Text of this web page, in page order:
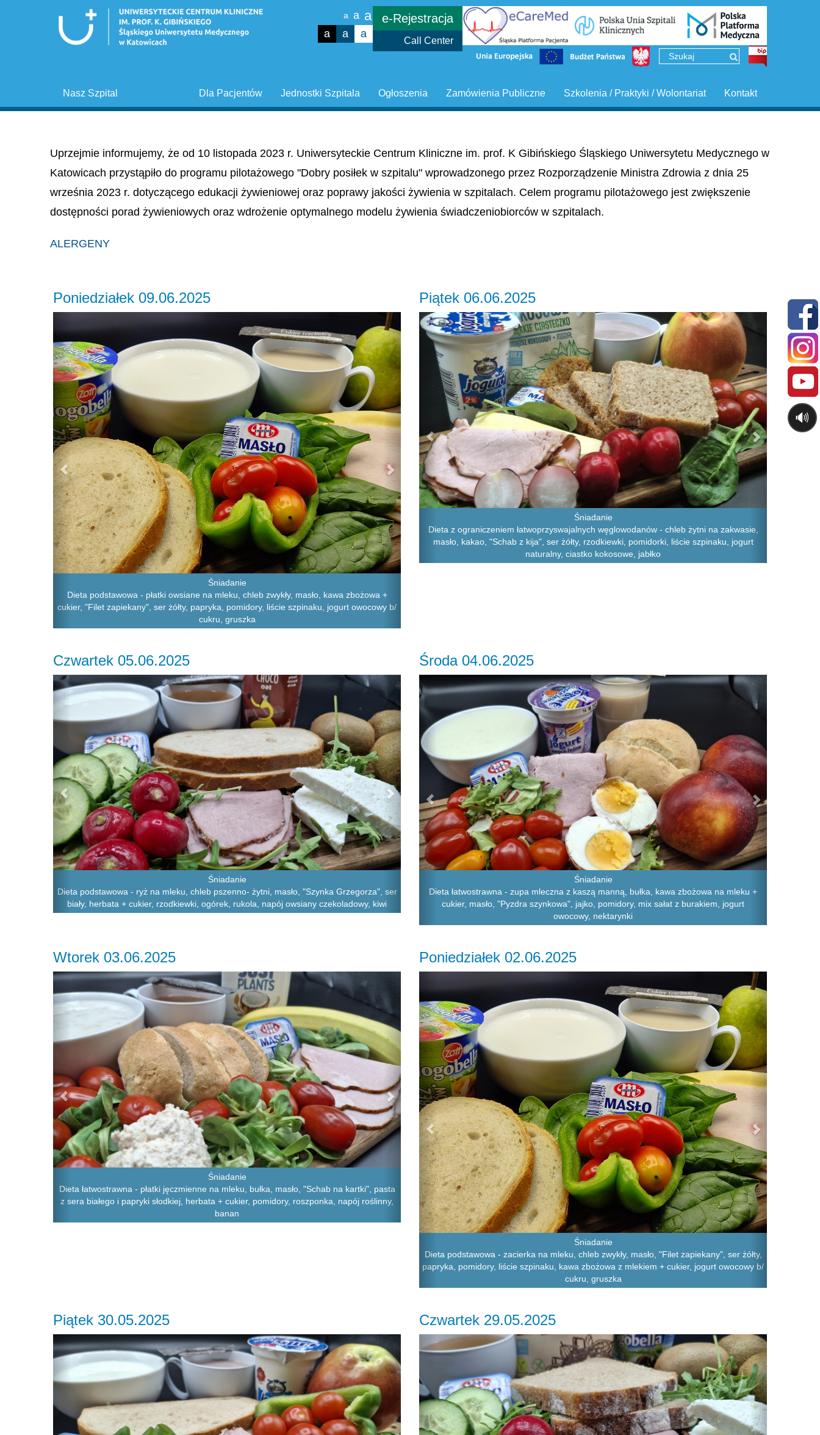
a a a
a a a
e-Rejestracja
Call Center
Kontakt
Szkolenia / Praktyki / Wolontariat
Zamówienia Publiczne
Ogłoszenia
Jednostki Szpitala
Dla Pacjentów
Nasz Szpital
Uprzejmie informujemy, że od 10 listopada 2023 r. Uniwersyteckie Centrum Kliniczne im. prof. K Gibińskiego Śląskiego Uniwersytetu Medycznego w
Katowicach przystąpiło do programu pilotażowego "Dobry posiłek w szpitalu" wprowadzonego przez Rozporządzenie Ministra Zdrowia z dnia 25
września 2023 r. dotyczącego edukacji żywieniowej oraz poprawy jakości żywienia w szpitalach. Celem programu pilotażowego jest zwiększenie
dostępności porad żywieniowych oraz wdrożenie optymalnego modelu żywienia świadczeniobiorców w szpitalach.
ALERGENY
Poniedziałek 09.06.2025
Śniadanie
Dieta podstawowa - płatki owsiane na mleku, chleb zwykły, masło, kawa zbożowa +
cukier, "Filet zapiekany", ser żółty, papryka, pomidory, liście szpinaku, jogurt owocowy b/
cukru, gruszka
Next
Piątek 06.06.2025
Śniadanie
Dieta z ograniczeniem łatwoprzyswajalnych węglowodanów - chleb żytni na zakwasie,
masło, kakao, "Schab z kija", ser żółty, rzodkiewki, pomidorki, liście szpinaku, jogurt
naturalny, ciastko kokosowe, jabłko
Previous
Czwartek 05.06.2025
Śniadanie
Dieta podstawowa - ryż na mleku, chleb pszenno- żytni, masło, "Szynka Grzegorza", ser
biały, herbata + cukier, rzodkiewki, ogórek, rukola, napój owsiany czekoladowy, kiwi
Previous Next
Środa 04.06.2025
Śniadanie
Dieta łatwostrawna - zupa mleczna z kaszą manną, bułka, kawa zbożowa na mleku +
cukier, masło, "Pyzdra szynkowa", jajko, pomidory, mix sałat z burakiem, jogurt
owocowy, nektarynki
Previous Next
Wtorek 03.06.2025
Śniadanie
Dieta łatwostrawna - płatki jęczmienne na mleku, bułka, masło, "Schab na kartki", pasta
z sera białego i papryki słodkiej, herbata + cukier, pomidory, roszponka, napój roślinny,
banan
Previous
Poniedziałek 02.06.2025
Śniadanie
Dieta podstawowa - zacierka na mleku, chleb zwykły, masło, "Filet zapiekany", ser żółty,
papryka, pomidory, liście szpinaku, kawa zbożowa z mlekiem + cukier, jogurt owocowy b/
cukru, gruszka
Next
Piątek 30.05.2025
Previous Next
Czwartek 29.05.2025
Previous Next
🔊